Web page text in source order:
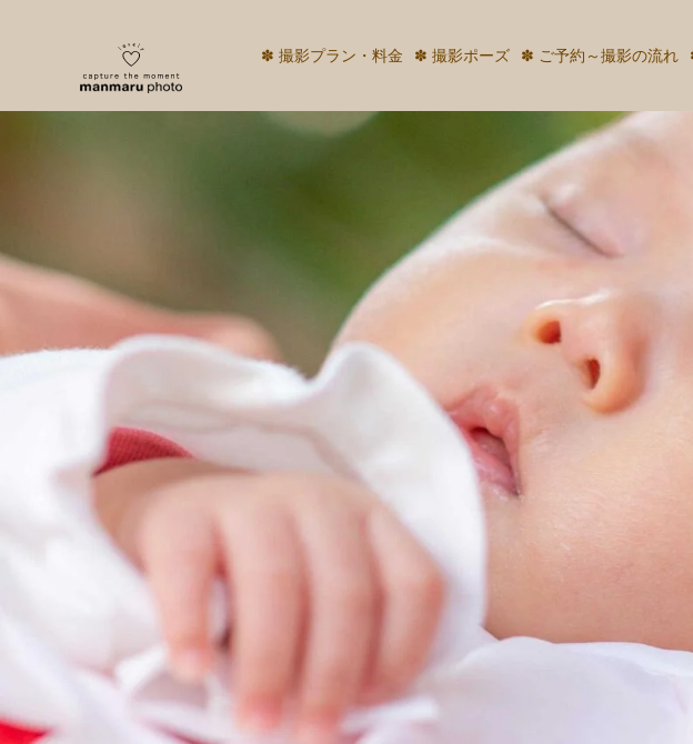
✽ 撮影プラン・料金 ✽ 撮影ポーズ ✽ ご予約～撮影の流れ